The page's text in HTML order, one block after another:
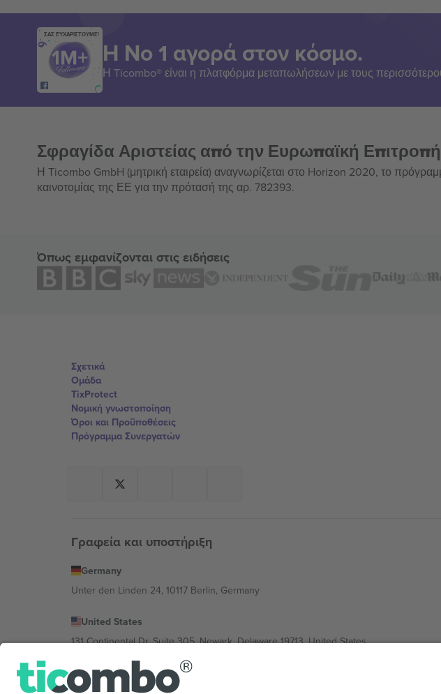
ΣΑΣ ΕΥΧΑΡΙΣΤΟΥΜΕ!
Η Νο 1 αγορά στον κόσμο.
Η Ticombo® είναι η πλατφόρμα μεταπωλήσεων με τους
Σφραγίδα Αριστείας από την Ευρωπαϊκή Επιτροπή
Η Ticombo GmbH (μητρική εταιρεία) αναγνωρίζεται στο Horizon 2020, το
καινοτομίας της ΕΕ για την πρότασή της αρ. 782393.
Όπως εμφανίζονται στις ειδήσεις
Σχετικά
Ομάδα
TixProtect
Νομική γνωστοποίηση
Όροι και Προΰποθέσεις
Πρόγραμμα Συνεργατών
Γραφεία και υποστήριξη
Germany
Unter den Linden 24, 10117 Berlin, Germany
United States
131 Continental Dr, Suite 305, Newark, Delaware 19713, United States
Bulgaria